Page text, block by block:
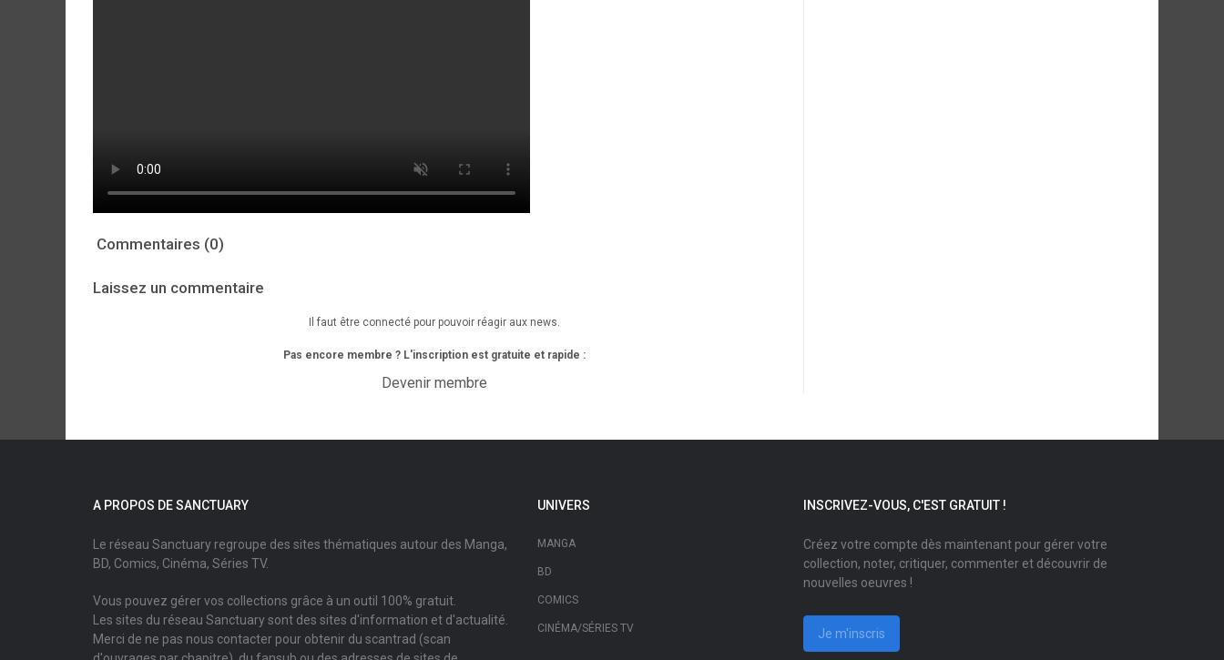
Commentaires (0)
Laissez un commentaire
Il faut être connecté pour pouvoir réagir aux news.
Pas encore membre ? L'inscription est gratuite et rapide :
Devenir membre
A PROPOS DE SANCTUARY
Le réseau Sanctuary regroupe des sites thématiques autour des Manga,
BD, Comics, Cinéma, Séries TV.
Vous pouvez gérer vos collections grâce à un outil 100% gratuit.
Les sites du réseau Sanctuary sont des sites d'information et d'actualité.
Merci de ne pas nous contacter pour obtenir du scantrad (scan
UNIVERS
MANGA
BD
COMICS
CINÉMA/SÉRIES TV
INSCRIVEZ-VOUS, C'EST GRATUIT !
Créez votre compte dès maintenant pour gérer votre
collection, noter, critiquer, commenter et découvrir de
nouvelles oeuvres !
Je m'inscris